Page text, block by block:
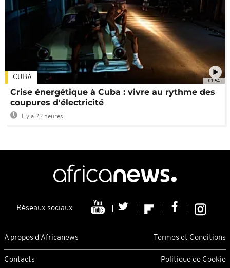
01:54
CUBA
Crise énergétique à Cuba : vivre au rythme des
coupures d'électricité
Il y a 22 heures
Réseaux sociaux
A propos d'Africanews Termes et Conditions
Contacts Politique de Cookie